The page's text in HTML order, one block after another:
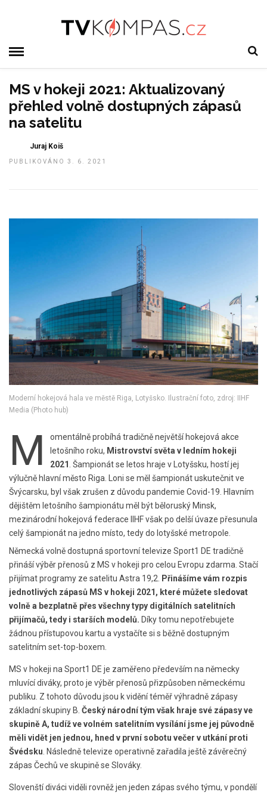
MS v hokeji 2021: Aktualizovaný
přehled volně dostupných zápasů
na satelitu
Juraj Koiš
PUBLIKOVÁNO 3. 6. 2021
Moderní hokejová hala ve městě Riga, Lotyšsko. Ilustrační foto, zdroj: IIHF
Media (Photo hub)
M
omentálně probíhá tradičně největší hokejová akce
letošního roku, Mistrovství světa v ledním hokeji
2021 . Šampionát se letos hraje v Lotyšsku, hostí jej
výlučně hlavní město Riga. Loni se měl šampionát uskutečnit ve
Švýcarsku, byl však zrušen z důvodu pandemie Covid-19. Hlavním
dějištěm letošního šampionátu měl být běloruský Minsk,
mezinárodní hokejová federace IIHF však po delší úvaze přesunula
celý šampionát na jedno místo, tedy do lotyšské metropole.
Německá volně dostupná sportovní televize Sport1 DE tradičně
přináší výběr přenosů z MS v hokeji pro celou Evropu zdarma. Stačí
přijímat programy ze satelitu Astra 19,2.
Přinášíme vám rozpis
jednotlivých zápasů MS v hokeji 2021, které můžete sledovat
volně a bezplatně přes všechny typy digitálních satelitních
přijímačů, tedy i starších modelů. Díky tomu nepotřebujete
žádnou přístupovou kartu a vystačíte si s běžně dostupným
satelitním set-top-boxem.
MS v hokeji na Sport1 DE je zaměřeno především na německy
mluvící diváky, proto je výběr přenosů přizpůsoben německému
publiku. Z tohoto důvodu jsou k vidění téměř výhradně zápasy
základní skupiny B. Český národní tým však hraje své zápasy ve
skupině A, tudíž ve volném satelitním vysílání jsme jej původně
měli vidět jen jednou, hned v první sobotu večer v utkání proti
Švédsku . Následně televize operativně zařadila ještě závěrečný
zápas Čechů ve skupině se Slováky.
Slovenští diváci viděli rovněž jen jeden zápas svého týmu, v pondělí